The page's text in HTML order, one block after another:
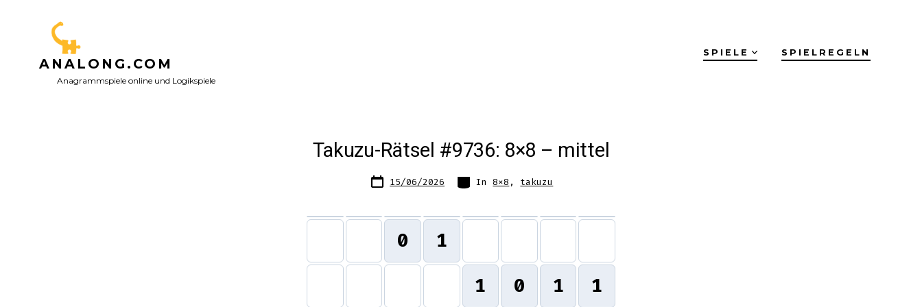
ANALONG.COM
Anagrammspiele online und Logikspiele
SPIELE SPIELREGELN
Takuzu-Rätsel #9736: 8×8 – mittel
Datum
des 15/06/2026 Kategorien
In8x8 , takuzu
0
1
1
0 1
1